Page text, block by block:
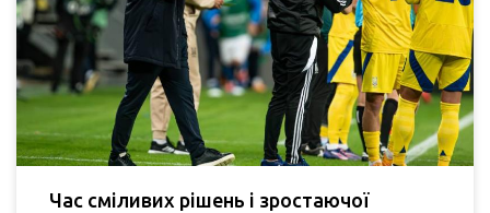
Час сміливих рішень і зростаючої